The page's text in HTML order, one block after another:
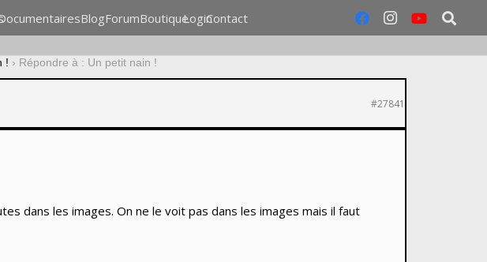
BlogForumBoutiqueLoginContact
! › Répondre à : Un petit nain !
#27841
dans les images. On ne le voit pas dans les images mais il faut